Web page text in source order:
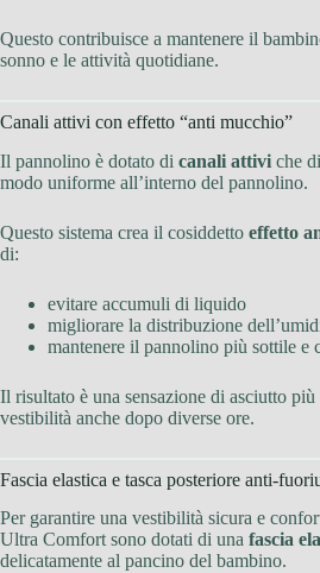
Questo contribuisce a mantenere il
sonno e le attività quotidiane.
Canali attivi con effetto “anti mucchio”
Il pannolino è dotato di canali attivi che
modo uniforme all’interno del pannolino.
Questo sistema crea il cosiddetto effetto
di:
evitare accumuli di liquido
migliorare la distribuzione
mantenere il pannolino più sottile e
Il risultato è una sensazione di asciutto
vestibilità anche dopo diverse ore.
Fascia elastica e tasca posteriore anti-
Per garantire una vestibilità sicura e
Ultra Comfort sono dotati di una fascia
delicatamente al pancino del bambino.